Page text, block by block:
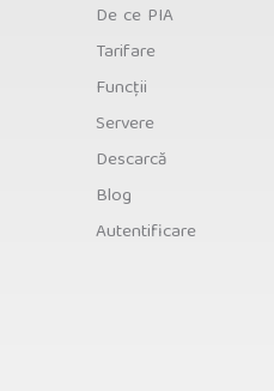
De ce PIA
Tarifare
Funcții
Servere
Descarcă
Blog
Autentificare